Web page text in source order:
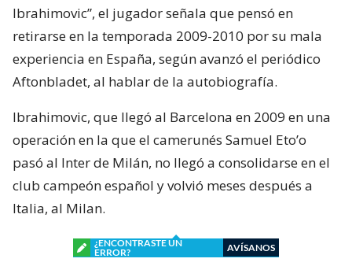
Ibrahimovic”, el jugador señala que pensó en
retirarse en la temporada 2009-2010 por su mala
experiencia en España, según avanzó el periódico
Aftonbladet, al hablar de la autobiografía.
Ibrahimovic, que llegó al Barcelona en 2009 en una
operación en la que el camerunés Samuel Eto’o
pasó al Inter de Milán, no llegó a consolidarse en el
club campeón español y volvió meses después a
Italia, al Milan.
¿ENCONTRASTE UN
ERROR?
AVÍSANOS